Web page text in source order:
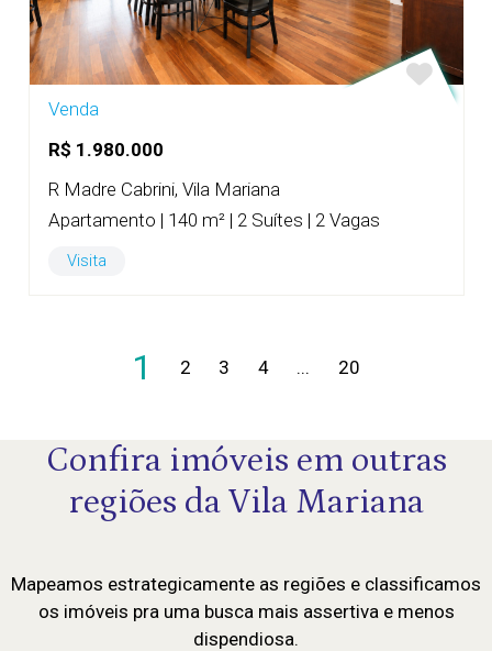
Venda
R$ 1.980.000
R Madre Cabrini, Vila Mariana
Apartamento | 140 m² | 2 Suítes | 2 Vagas
Visita
1 2 3 4 ... 20
Confira imóveis em outras
regiões da Vila Mariana
Mapeamos estrategicamente as regiões e classificamos
os imóveis pra uma busca mais assertiva e menos
dispendiosa.